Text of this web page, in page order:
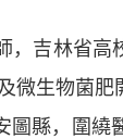
林省高校
微生物菌
圖縣，圍